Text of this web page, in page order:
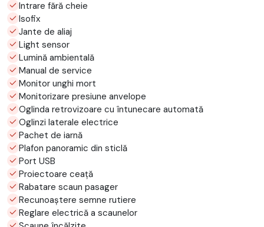
Intrare fără cheie
Isofix
Jante de aliaj
Light sensor
Lumină ambientală
Manual de service
Monitor unghi mort
Monitorizare presiune anvelope
Oglinda retrovizoare cu întunecare automată
Oglinzi laterale electrice
Pachet de iarnă
Plafon panoramic din sticlă
Port USB
Proiectoare ceață
Rabatare scaun pasager
Recunoaștere semne rutiere
Reglare electrică a scaunelor